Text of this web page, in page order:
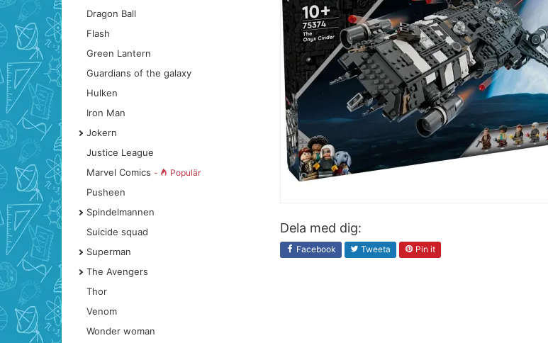
Dragon Ball
Flash
Green Lantern
Guardians of the galaxy
Hulken
Iron Man
Jokern
Justice League
Marvel Comics - Populär
Pusheen
Spindelmannen
Suicide squad
Superman
The Avengers
Thor
Venom
Wonder woman
Dela med dig:
Facebook Tweeta Pin it